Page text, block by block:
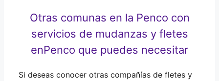
Otras comunas en la Penco con
servicios de mudanzas y fletes
enPenco que puedes necesitar
Si deseas conocer otras compañías de fletes y